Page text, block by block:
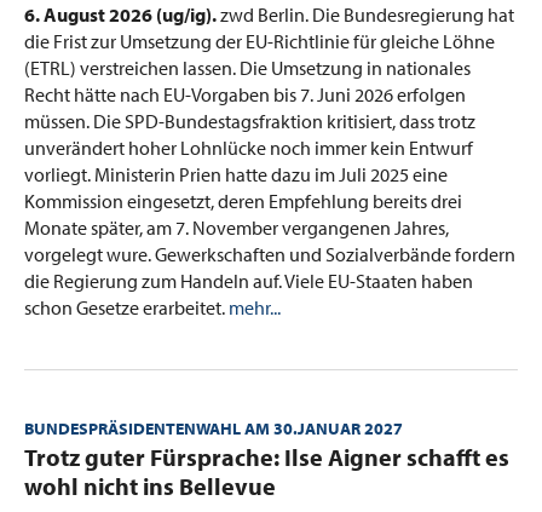
6. August 2026 (ug/ig).zwd Berlin. Die Bundesregierung hat
die Frist zur Umsetzung der EU-Richtlinie für gleiche Löhne
(ETRL) verstreichen lassen. Die Umsetzung in nationales
Recht hätte nach EU-Vorgaben bis 7. Juni 2026 erfolgen
müssen. Die SPD-Bundestagsfraktion kritisiert, dass trotz
unverändert hoher Lohnlücke noch immer kein Entwurf
vorliegt. Ministerin Prien hatte dazu im Juli 2025 eine
Kommission eingesetzt, deren Empfehlung bereits drei
Monate später, am 7. November vergangenen Jahres,
vorgelegt wure. Gewerkschaften und Sozialverbände fordern
die Regierung zum Handeln auf. Viele EU-Staaten haben
schon Gesetze erarbeitet. mehr...
BUNDESPRÄSIDENTENWAHL AM 30.JANUAR 2027
:Trotz guter Fürsprache: Ilse Aigner schafft es
wohl nicht ins Bellevue